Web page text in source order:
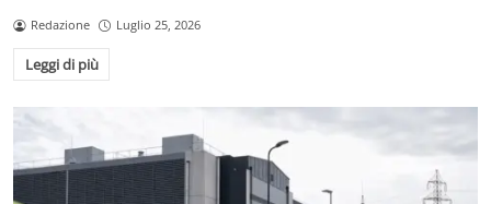
Redazione Luglio 25, 2026
Leggi di più